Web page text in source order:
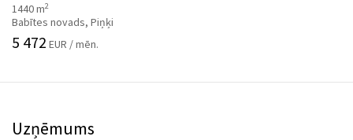
1440 m2
Babītes novads, Piņķi
5 472 EUR / mēn.
Uzņēmums